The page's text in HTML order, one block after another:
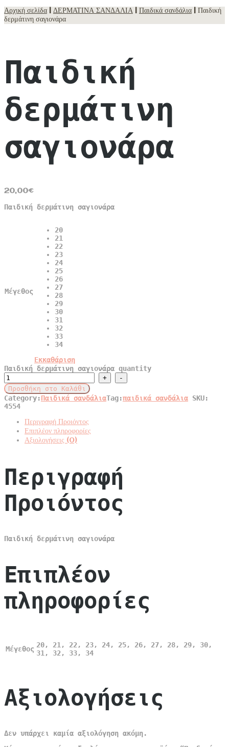
Αρχική σελίδα ΔΕΡΜΑΤΙΝΑ ΣΑΝΔΑΛΙΑ Παιδικά σανδάλια | Παιδική
δερμάτινη σαγιονάρα
Παιδική
δερμάτινη
σαγιονάρα
20,00€
Παιδική δερμάτινη σαγιονάρα
Μέγεθος
20
21
22
23
24
25
26
27
28
29
30
31
32
33
34
Εκκαθάριση
Παιδική δερμάτινη σαγιονάρα quantity
Προσθήκη στο Καλάθι
Category:Παιδικά σανδάλιαTag:παιδικά σανδάλια SKU:
4554
Περιγραφή Προιόντος
Επιπλέον πληροφορίες
Αξιολογήσεις (0)
Περιγραφή
Προιόντος
Παιδική δερμάτινη σαγιονάρα
Επιπλέον
πληροφορίες
Μέγεθος 20, 21, 22, 23, 24, 25, 26, 27, 28, 29, 30,
31, 32, 33, 34
Αξιολογήσεις
Δεν υπάρχει καμία αξιολόγηση ακόμη.